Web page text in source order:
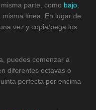
parte, como bajo,
misma línea. En lugar de
vez y copia/pega los
puedes comenzar a
diferentes octavas o
perfecta por encima